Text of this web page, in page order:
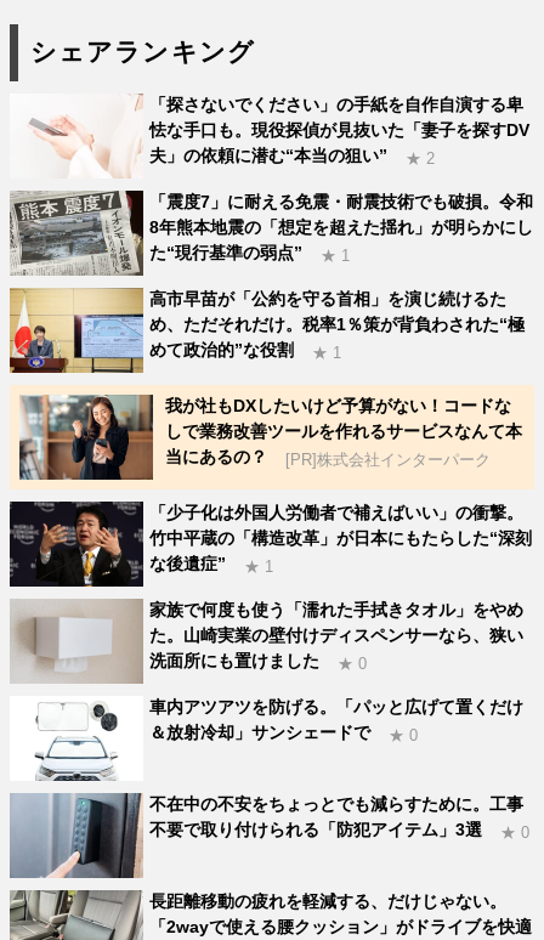
シェアランキング
「探さないでください」の手紙を自作自演する卑
怯な手口も。現役探偵が見抜いた「妻子を探すDV
夫」の依頼に潜む“本当の狙い”
★ 2
「震度7」に耐える免震・耐震技術でも破損。令和
8年熊本地震の「想定を超えた揺れ」が明らかにし
た“現行基準の弱点”
★ 1
高市早苗が「公約を守る首相」を演じ続けるた
め、ただそれだけ。税率1％策が背負わされた“極
めて政治的”な役割
★ 1
我が社もDXしたいけど予算がない！コードな
しで業務改善ツールを作れるサービスなんて本
当にあるの？
[PR]株式会社インターパーク
「少子化は外国人労働者で補えばいい」の衝撃。
竹中平蔵の「構造改革」が日本にもたらした“深刻
な後遺症”
★ 1
家族で何度も使う「濡れた手拭きタオル」をやめ
た。山崎実業の壁付けディスペンサーなら、狭い
洗面所にも置けました
★ 0
車内アツアツを防げる。「パッと広げて置くだけ
＆放射冷却」サンシェードで
★ 0
不在中の不安をちょっとでも減らすために。工事
不要で取り付けられる「防犯アイテム」3選
★ 0
長距離移動の疲れを軽減する、だけじゃない。
「2wayで使える腰クッション」がドライブを快適